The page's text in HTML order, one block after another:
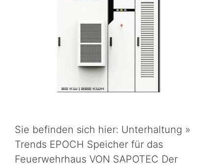
Sie befinden sich hier: Unterhaltung »
Trends EPOCH Speicher für das
Feuerwehrhaus VON SAPOTEC Der